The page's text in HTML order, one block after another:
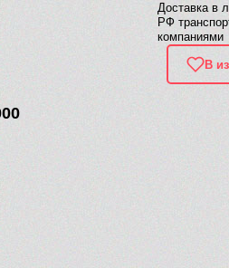
Доставка в
РФ
компаниями
В